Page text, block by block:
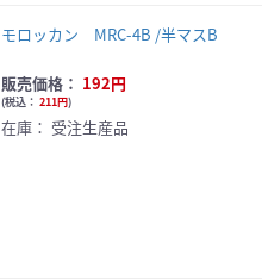
モロッカン MRC-4B /半マスB
販売価格： 192円
(税込： 211円)
在庫： 受注生産品